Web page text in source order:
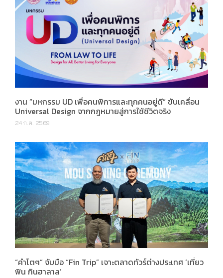
งาน “มหกรรม UD เพื่อคนพิการและทุกคนอยู่ดี” ขับเคลื่อน
Universal Design จากกฎหมายสู่การใช้ชีวิตจริง
24 ก.ค. 2569
“คำโตๆ” จับมือ “Fin Trip” เจาะตลาดทัวร์ต่างประเทศ ‘เที่ยว
ฟิน กินฮาลาล’